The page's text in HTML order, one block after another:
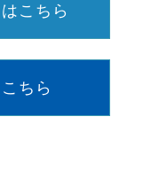
こちら
ちら